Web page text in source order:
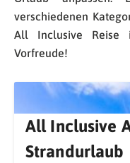
verschiedenen
All Inclusive
Vorfreude!
All Inclusive
Strandurlaub